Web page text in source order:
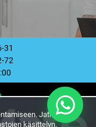
31
72
Jatkamalla
käsittelyn.